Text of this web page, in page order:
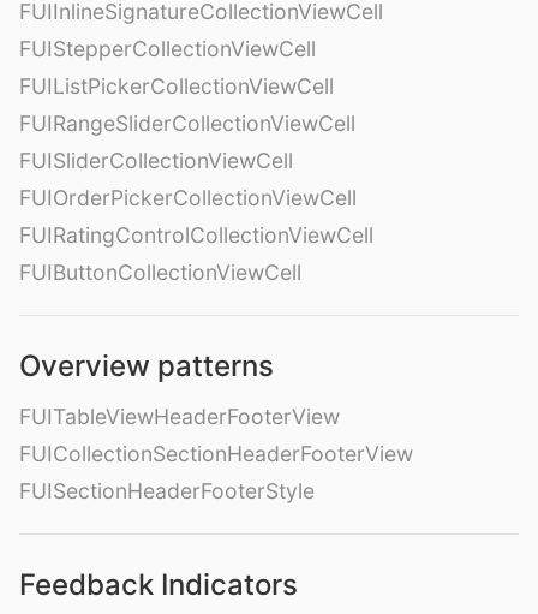
FUIInlineSignatureCollectionViewCell
FUIStepperCollectionViewCell
FUIListPickerCollectionViewCell
FUIRangeSliderCollectionViewCell
FUISliderCollectionViewCell
FUIOrderPickerCollectionViewCell
FUIRatingControlCollectionViewCell
FUIButtonCollectionViewCell
Overview patterns
FUITableViewHeaderFooterView
FUICollectionSectionHeaderFooterView
FUISectionHeaderFooterStyle
Feedback Indicators